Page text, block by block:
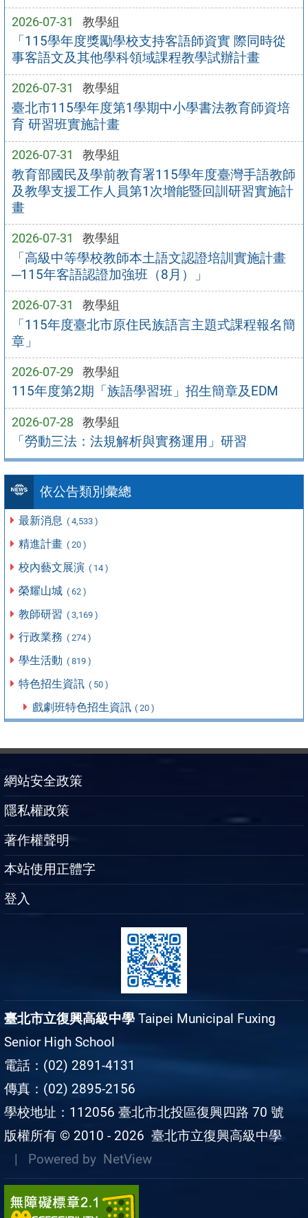
2026-07-31 教學組
「115學年度獎勵學校支持客語師資實 際同時從
事客語文及其他學科領域課程教學試辦計畫
2026-07-31 教學組
臺北市115學年度第1學期中小學書法教育師資培
育 研習班實施計畫
2026-07-31 教學組
教育部國民及學前教育署115學年度臺灣手語教師
及教學支援工作人員第1次增能暨回訓研習實施計
畫
2026-07-31 教學組
「高級中等學校教師本土語文認證培訓實施計畫
─115年客語認證加強班（8月）」
2026-07-31 教學組
「115年度臺北市原住民族語言主題式課程報名簡
章」
2026-07-29 教學組
115年度第2期「族語學習班」招生簡章及EDM
2026-07-28 教學組
「勞動三法：法規解析與實務運用」研習
依公告類別彙總
最新消息 ( 4,533 )
精進計畫 ( 20 )
校內藝文展演 ( 14 )
榮耀山城 ( 62 )
教師研習 ( 3,169 )
行政業務 ( 274 )
學生活動 ( 819 )
特色招生資訊 ( 50 )
戲劇班特色招生資訊 ( 20 )
網站安全政策
隱私權政策
著作權聲明
本站使用正體字
登入
臺北市立復興高級中學 Taipei Municipal Fuxing
Senior High School
電話：(02) 2891-4131
傳真：(02) 2895-2156
學校地址：112056 臺北市北投區復興四路 70 號
版權所有 © 2010 - 2026 臺北市立復興高級中學
| Powered by NetView